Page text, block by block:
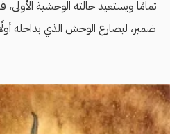
تمامًا ويستعيد حالته الوحشية الأولى،
ضمير، ليصارع الوحش الذي بداخله